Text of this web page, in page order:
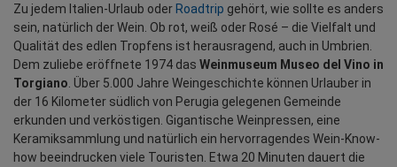
Zu jedem Italien-Urlaub oder Roadtrip gehört, wie sollte es anders
sein, natürlich der Wein. Ob rot, weiß oder Rosé – die Vielfalt und
Qualität des edlen Tropfens ist herausragend, auch in Umbrien.
Dem zuliebe eröffnete 1974 das Weinmuseum Museo del Vino in
Torgiano . Über 5.000 Jahre Weingeschichte können Urlauber in
der 16 Kilometer südlich von Perugia gelegenen Gemeinde
erkunden und verköstigen. Gigantische Weinpressen, eine
Keramiksammlung und natürlich ein hervorragendes Wein-Know-
how beeindrucken viele Touristen. Etwa 20 Minuten dauert die